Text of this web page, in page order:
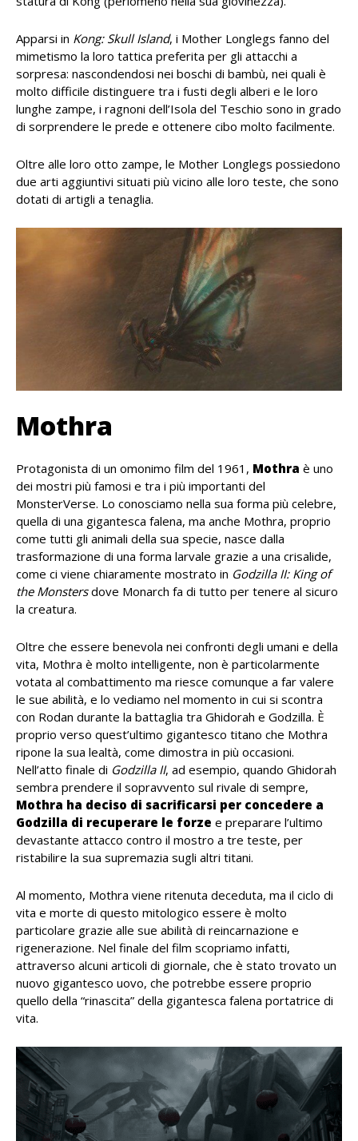
Apparsi in Kong: Skull Island, i Mother Longlegs fanno del
mimetismo la loro tattica preferita per gli attacchi a
sorpresa: nascondendosi nei boschi di bambù, nei quali è
molto difficile distinguere tra i fusti degli alberi e le loro
lunghe zampe, i ragnoni dell’Isola del Teschio sono in grado
di sorprendere le prede e ottenere cibo molto facilmente.
Oltre alle loro otto zampe, le Mother Longlegs possiedono
due arti aggiuntivi situati più vicino alle loro teste, che sono
dotati di artigli a tenaglia.
Mothra
Protagonista di un omonimo film del 1961, Mothra è uno
dei mostri più famosi e tra i più importanti del
MonsterVerse. Lo conosciamo nella sua forma più celebre,
quella di una gigantesca falena, ma anche Mothra, proprio
come tutti gli animali della sua specie, nasce dalla
trasformazione di una forma larvale grazie a una crisalide,
come ci viene chiaramente mostrato in Godzilla II: King of
the Monstersdove Monarch fa di tutto per tenere al sicuro
la creatura.
Oltre che essere benevola nei confronti degli umani e della
vita, Mothra è molto intelligente, non è particolarmente
votata al combattimento ma riesce comunque a far valere
le sue abilità, e lo vediamo nel momento in cui si scontra
con Rodan durante la battaglia tra Ghidorah e Godzilla. È
proprio verso quest’ultimo gigantesco titano che Mothra
ripone la sua lealtà, come dimostra in più occasioni.
Nell’atto finale di Godzilla II, ad esempio, quando Ghidorah
sembra prendere il sopravvento sul rivale di sempre,
Mothra ha deciso di sacrificarsi per concedere a
Godzilla di recuperare le forze e preparare l’ultimo
devastante attacco contro il mostro a tre teste, per
ristabilire la sua supremazia sugli altri titani.
Al momento, Mothra viene ritenuta deceduta, ma il ciclo di
vita e morte di questo mitologico essere è molto
particolare grazie alle sue abilità di reincarnazione e
rigenerazione. Nel finale del film scopriamo infatti,
attraverso alcuni articoli di giornale, che è stato trovato un
nuovo gigantesco uovo, che potrebbe essere proprio
quello della “rinascita” della gigantesca falena portatrice di
vita.